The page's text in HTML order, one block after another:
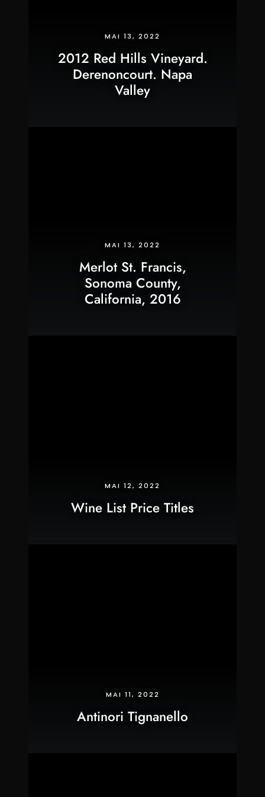
MAI 13, 2022
2012 Red Hills Vineyard.
Derenoncourt. Napa
Valley
MAI 13, 2022
Merlot St. Francis,
Sonoma County,
California, 2016
MAI 12, 2022
Wine List Price Titles
MAI 11, 2022
Antinori Tignanello